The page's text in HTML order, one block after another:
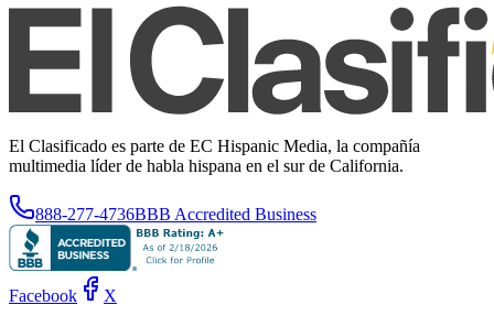
El Clasificado es parte de EC Hispanic Media, la compañía
multimedia líder de habla hispana en el sur de California.
888-277-4736BBB Accredited Business
Facebook X